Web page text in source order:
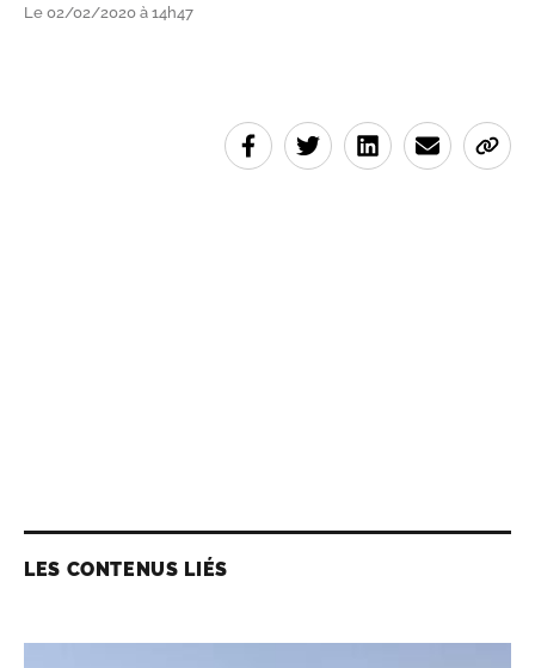
Le 02/02/2020 à 14h47
LES CONTENUS LIÉS